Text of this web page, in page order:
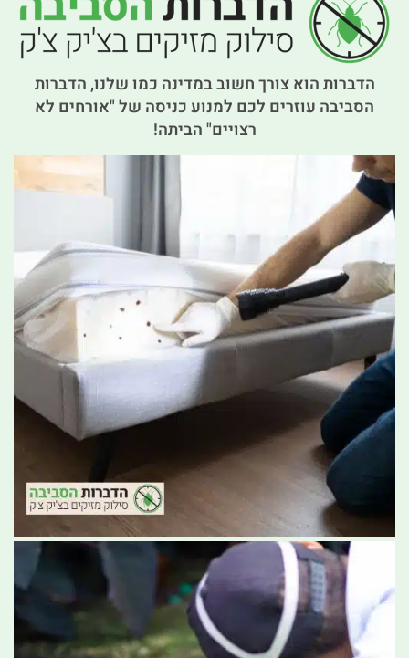
הדברות הוא צורך חשוב במדינה כמו שלנו, הדברות
הסביבה עוזרים לכם למנוע כניסה של "אורחים לא
רצויים" הביתה!